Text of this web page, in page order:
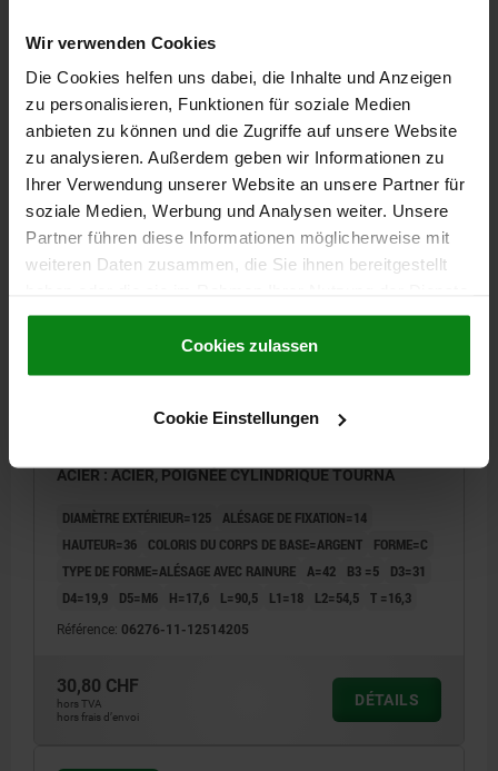
Wir verwenden Cookies
Die Cookies helfen uns dabei, die Inhalte und Anzeigen
zu personalisieren, Funktionen für soziale Medien
anbieten zu können und die Zugriffe auf unsere Website
zu analysieren. Außerdem geben wir Informationen zu
Ihrer Verwendung unserer Website an unsere Partner für
soziale Medien, Werbung und Analysen weiter. Unsere
Partner führen diese Informationen möglicherweise mit
weiteren Daten zusammen, die Sie ihnen bereitgestellt
gesammelt haben.Cookie Richtlinien
Datenschutz|AGB
Cookies zulassen
Cookie Einstellungen
hors TVA
hors frais d’envoi
DÉTAILS
06276-11 C
VOLANT À 2 BRAS D1=125, FORME:C ALÉSAGE AVEC
ACIER : ACIER, POIGNÉE CYLINDRIQUE TOURNA
DIAMÈTRE EXTÉRIEUR=125 ALÉSAGE DE FIXATION=14
HAUTEUR=36
COLORIS DU CORPS DE BASE=ARGENT
FORME=C
TYPE DE FORME=ALÉSAGE AVEC RAINURE A=42 B3 =5
D3=31
D4=19,9
D5=M6 H=17,6 L=90,5 L1=18 L2=54,5 T =16,3
Référence: 06276-11-12514205
30,80 CHF
hors TVA
hors frais d’envoi
DÉTAILS